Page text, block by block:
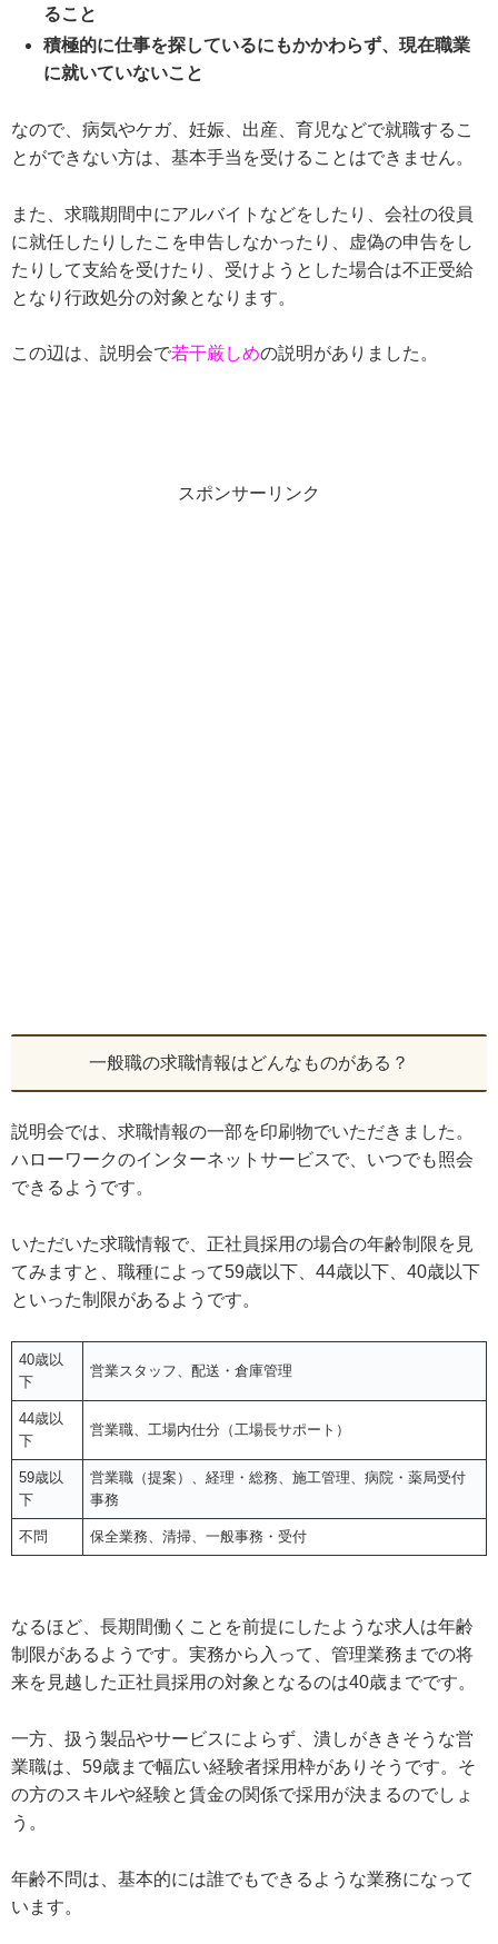
ること
積極的に仕事を探しているにもかかわらず、現在職業
に就いていないこと
なので、病気やケガ、妊娠、出産、育児などで就職するこ
とができない方は、基本手当を受けることはできません。
また、求職期間中にアルバイトなどをしたり、会社の役員
に就任したりしたこを申告しなかったり、虚偽の申告をし
たりして支給を受けたり、受けようとした場合は不正受給
となり行政処分の対象となります。
この辺は、説明会で若干厳しめの説明がありました。
スポンサーリンク
一般職の求職情報はどんなものがある？
説明会では、求職情報の一部を印刷物でいただきました。
ハローワークのインターネットサービスで、いつでも照会
できるようです。
いただいた求職情報で、正社員採用の場合の年齢制限を見
てみますと、職種によって59歳以下、44歳以下、40歳以下
といった制限があるようです。
40歳以
下
営業スタッフ、配送・倉庫管理
44歳以
下
営業職、工場内仕分（工場長サポート）
59歳以
下
営業職（提案）、経理・総務、施工管理、病院・薬局受付
事務
不問 保全業務、清掃、一般事務・受付
なるほど、長期間働くことを前提にしたような求人は年齢
制限があるようです。実務から入って、管理業務までの将
来を見越した正社員採用の対象となるのは40歳までです。
一方、扱う製品やサービスによらず、潰しがききそうな営
業職は、59歳まで幅広い経験者採用枠がありそうです。そ
の方のスキルや経験と賃金の関係で採用が決まるのでしょ
う。
年齢不問は、基本的には誰でもできるような業務になって
います。